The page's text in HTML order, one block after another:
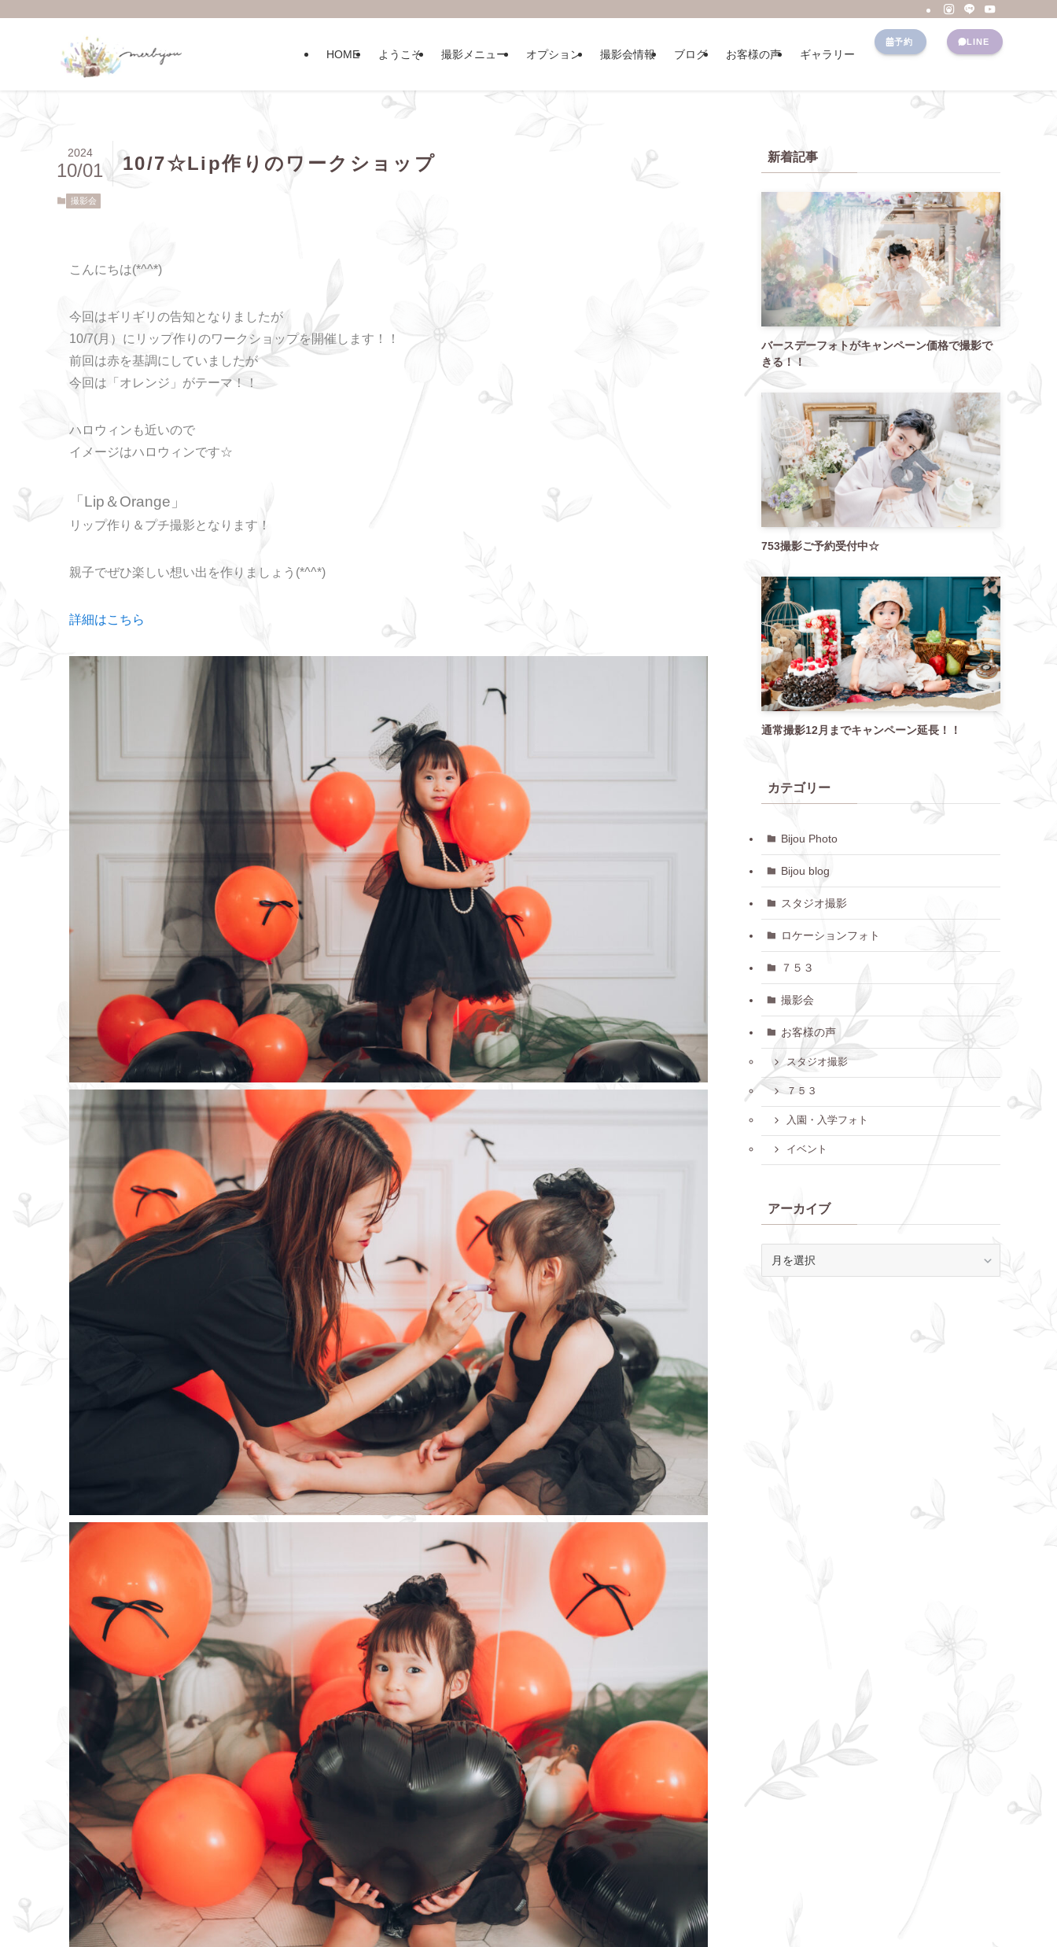
HOME ようこそ 撮影メニュー オプション 撮影会情報 ブログ お客様の声 ギャラリー
予約 LINE
10/7☆Lip作りのワークショップ
2024
10/01
撮影会
こんにちは(*^^*)
今回はギリギリの告知となりましたが
10/7(月）にリップ作りのワークショップを開催します！！
前回は赤を基調にしていましたが
今回は「オレンジ」がテーマ！！
ハロウィンも近いので
イメージはハロウィンです☆
「Lip＆Orange」
リップ作り＆プチ撮影となります！
親子でぜひ楽しい想い出を作りましょう(*^^*)
詳細はこちら
新着記事
バースデーフォトがキャンペーン価格で撮影で
きる！！
753撮影ご予約受付中☆
通常撮影12月までキャンペーン延長！！
カテゴリー
Bijou Photo
Bijou blog
スタジオ撮影
ロケーションフォト
７５３
撮影会
お客様の声
スタジオ撮影
７５３
入園・入学フォト
イベント
アーカイブ